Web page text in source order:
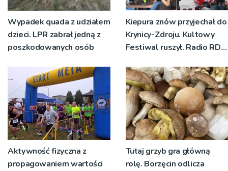
Wypadek quada z udziałem
dzieci. LPR zabrał jedną z
poszkodowanych osób
Kiepura znów przyjechał do
Krynicy-Zdroju. Kultowy
Festiwal ruszył. Radio RDN
żywo [ZDJĘCIA]
Aktywność fizyczna z
propagowaniem wartości
Tutaj grzyb gra główną
rolę. Borzęcin odlicza